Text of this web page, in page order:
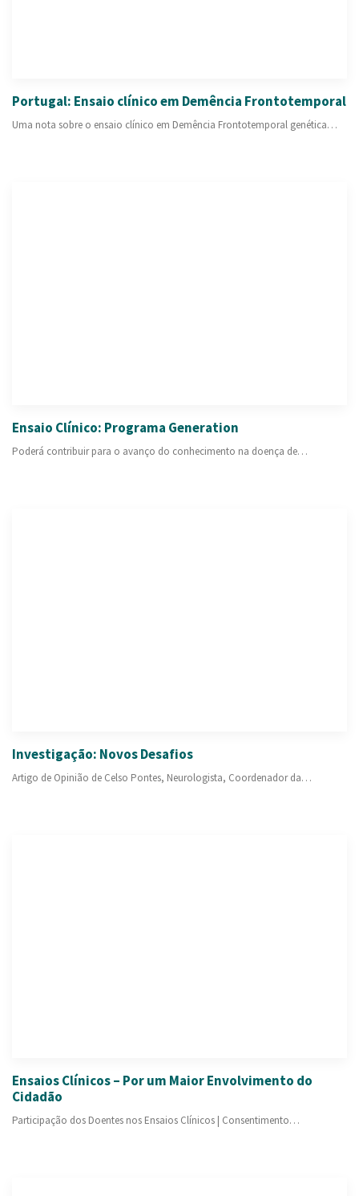
Portugal: Ensaio clínico em Demência Frontotemporal
Uma nota sobre o ensaio clínico em Demência Frontotemporal genética…
Ensaio Clínico: Programa Generation
Poderá contribuir para o avanço do conhecimento na doença de…
Investigação: Novos Desafios
Artigo de Opinião de Celso Pontes, Neurologista, Coordenador da…
Ensaios Clínicos – Por um Maior Envolvimento do
Cidadão
Participação dos Doentes nos Ensaios Clínicos | Consentimento…